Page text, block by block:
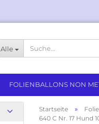
Alle
FOLIENBALLONS NON
Startseite »
640 C Nr. 17 Hund